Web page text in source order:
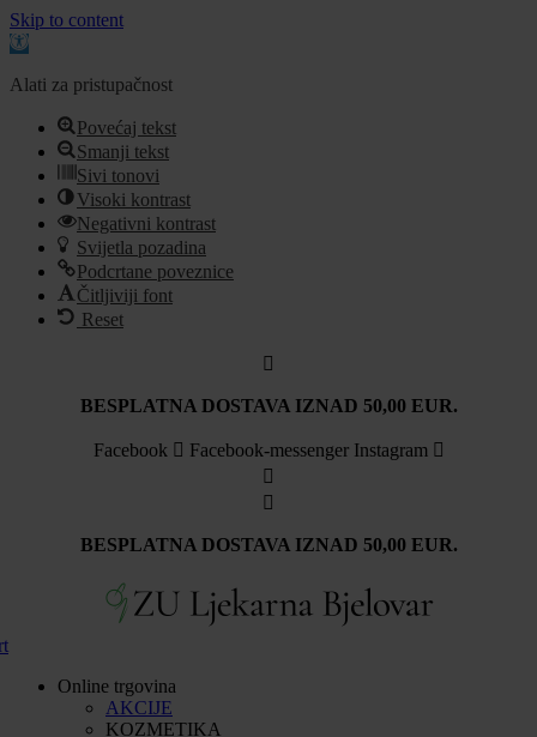
Skip to content
Open
Alati za pristupačnost
Povećaj tekst
Smanji tekst
Sivi tonovi
Visoki kontrast
Negativni kontrast
Svijetla pozadina
Podcrtane poveznice
Čitljiviji font
Reset
BESPLATNA DOSTAVA IZNAD 50,00 EUR.
Facebook Facebook-messenger Instagram
BESPLATNA DOSTAVA IZNAD 50,00 EUR.
Online trgovina
AKCIJE
KOZMETIKA